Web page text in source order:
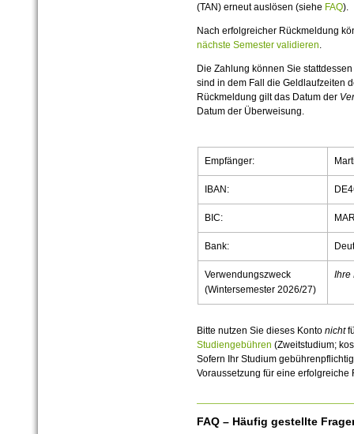
(TAN) erneut auslösen (siehe FAQ).
Nach erfolgreicher Rückmeldung
nächste Semester validieren.
Die Zahlung können Sie
sind in dem Fall die Geldlaufzeiten
Rückmeldung gilt das Datum der
Datum der Überweisung.
Empfänger:
IBAN:
BIC:
Bank:
Verwendungszweck
(Wintersemester 2026/27)
Ihre
Bitte nutzen Sie dieses Konto nicht
Studiengebühren (Zweitstudium;
Sofern Ihr Studium
Voraussetzung für eine erfolgreiche
FAQ – Häufig gestellte